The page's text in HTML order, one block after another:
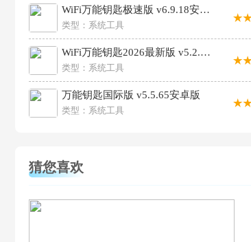
WiFi万能钥匙极速版 v6.9.18安卓版
类型： 系统工具
WiFi万能钥匙2026最新版 v5.2.25安卓版
类型： 系统工具
万能钥匙国际版 v5.5.65安卓版
类型： 系统工具
猜您喜欢